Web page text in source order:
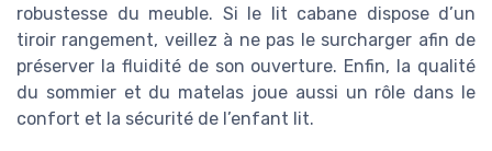
robustesse du meuble. Si le lit cabane dispose d’un
tiroir rangement, veillez à ne pas le surcharger afin de
préserver la fluidité de son ouverture. Enfin, la qualité
du sommier et du matelas joue aussi un rôle dans le
confort et la sécurité de l’enfant lit.